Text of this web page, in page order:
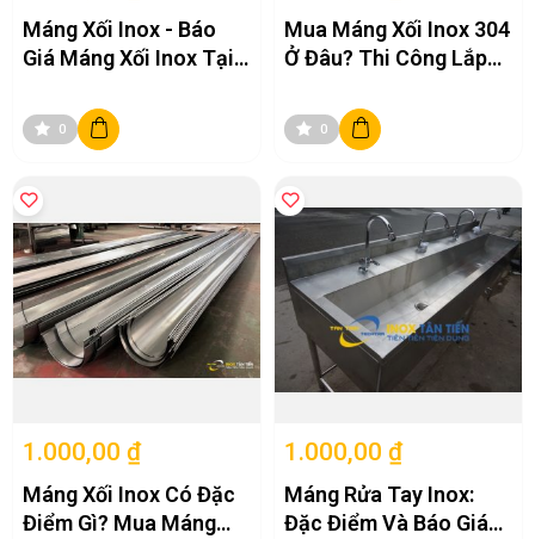
Máng Xối Inox - Báo
Giá Máng Xối Inox Tại
0
Mua Máng Xối Inox 304
Ở Đâu? Thi Công Lắp
0
1.000,00 ₫
Máng Xối Inox Có Đặc
Điểm Gì? Mua Máng
1.000,00 ₫
Máng Rửa Tay Inox:
Đặc Điểm Và Báo Giá